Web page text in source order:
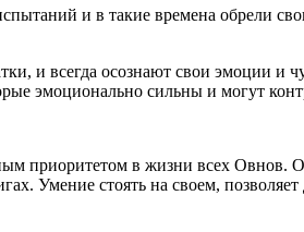
и в такие времена обрели
и всегда осознают свои эмоции и
эмоционально сильны и могут
приоритетом в жизни всех Овнов.
Умение стоять на своем,